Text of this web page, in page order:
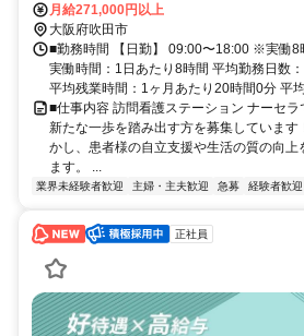
月給271,000円以上
大阪府吹田市
■勤務時間 【日勤】 09:00〜18:00 ※実働8
実働時間：1日あたり8時間 平均勤務日数
平均残業時間：1ヶ月あたり20時間0分 平
■仕事内容 訪問看護ステーション ナーセ
新たな一歩を踏み出す方を募集しています
かし、患者様の自立支援や生活の質の向
ます。 ...
業界未経験者歓迎 主婦・主夫歓迎 急募 経験者歓迎
正社員